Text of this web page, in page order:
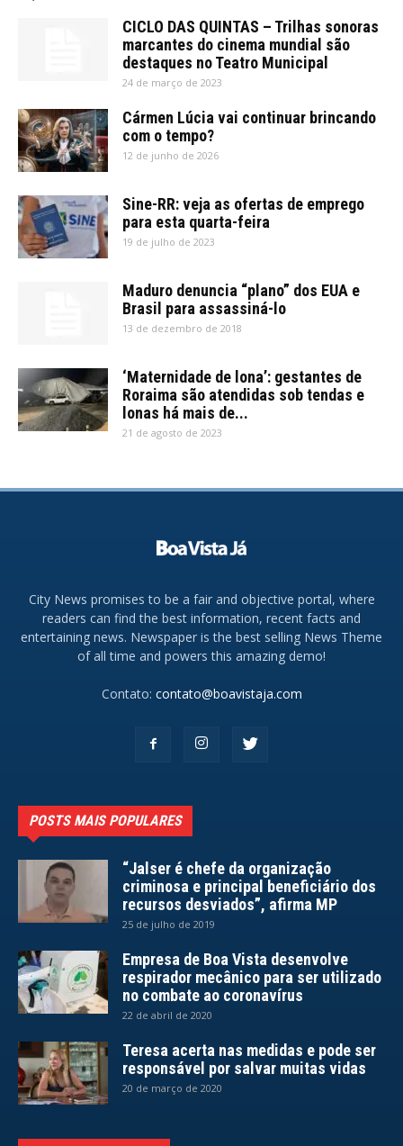
CICLO DAS QUINTAS – Trilhas sonoras
marcantes do cinema mundial são
destaques no Teatro Municipal
24 de março de 2023
Cármen Lúcia vai continuar brincando
com o tempo?
12 de junho de 2026
Sine-RR: veja as ofertas de emprego
para esta quarta-feira
19 de julho de 2023
Maduro denuncia “plano” dos EUA e
Brasil para assassiná-lo
13 de dezembro de 2018
‘Maternidade de lona’: gestantes de
Roraima são atendidas sob tendas e
lonas há mais de...
21 de agosto de 2023
City News promises to be a fair and objective portal, where
readers can find the best information, recent facts and
entertaining news. Newspaper is the best selling News Theme
of all time and powers this amazing demo!
Contato: contato@boavistaja.com
POSTS MAIS POPULARES
“Jalser é chefe da organização
criminosa e principal beneficiário dos
recursos desviados”, afirma MP
25 de julho de 2019
Empresa de Boa Vista desenvolve
respirador mecânico para ser utilizado
no combate ao coronavírus
22 de abril de 2020
Teresa acerta nas medidas e pode ser
responsável por salvar muitas vidas
20 de março de 2020